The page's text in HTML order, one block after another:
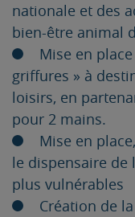
nationale et des
bien-être animal
Mise en
griffures » à
loisirs, en
pour 2 mains.
Mise en
le dispensaire de
plus vulnérables
Création de